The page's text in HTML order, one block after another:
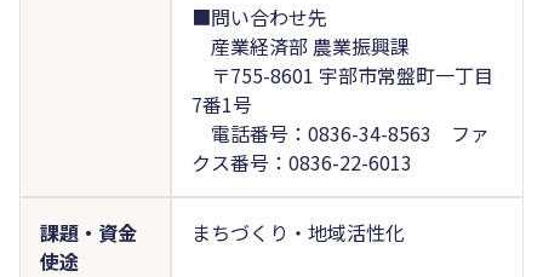
■問い合わせ先
産業経済部 農業振興課
〒755-8601 宇部市常盤町一丁目
7番1号
電話番号：0836-34-8563 ファ
クス番号：0836-22-6013
課題・資金
使途
まちづくり・地域活性化